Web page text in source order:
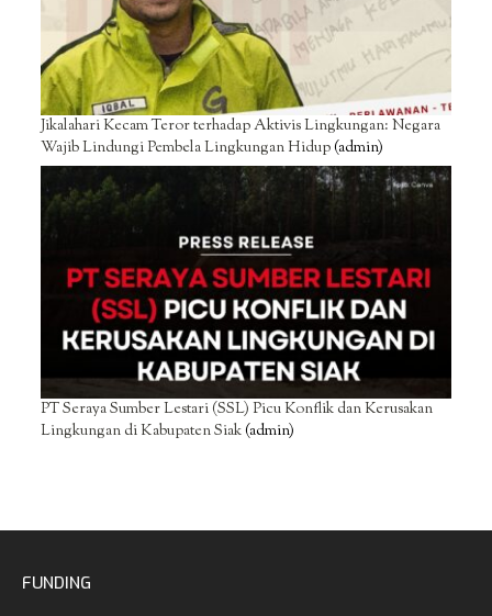
Jikalahari Kecam Teror terhadap Aktivis Lingkungan: Negara
Wajib Lindungi Pembela Lingkungan Hidup(admin)
PT Seraya Sumber Lestari (SSL) Picu Konflik dan Kerusakan
Lingkungan di Kabupaten Siak(admin)
FUNDING